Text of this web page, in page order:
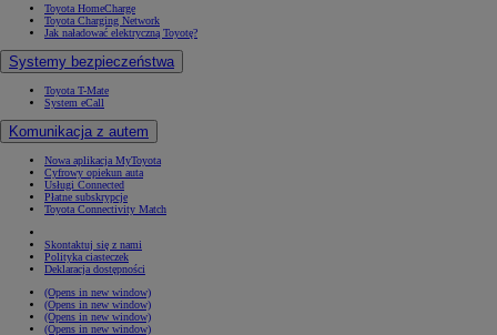
Toyota HomeCharge
Toyota Charging Network
Jak naładować elektryczną Toyotę?
Systemy bezpieczeństwa
Toyota T-Mate
System eCall
Komunikacja z autem
Nowa aplikacja MyToyota
Cyfrowy opiekun auta
Usługi Connected
Płatne subskrypcje
Toyota Connectivity Match
Skontaktuj się z nami
Polityka ciasteczek
Deklaracja dostępności
(Opens in new window)
(Opens in new window)
(Opens in new window)
(Opens in new window)